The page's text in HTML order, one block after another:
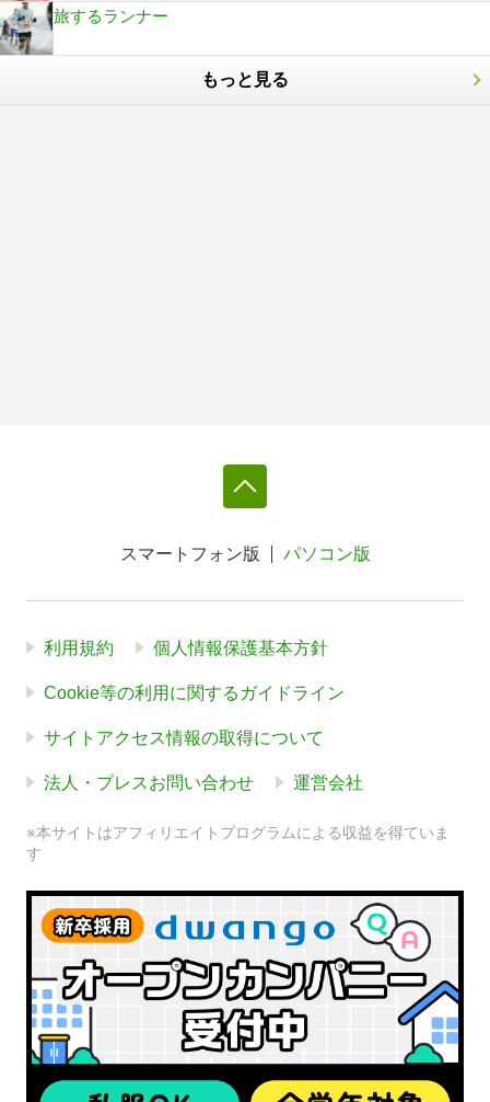
旅するランナー
もっと見る
スマートフォン版 パソコン版
利用規約 個人情報保護基本方針
Cookie等の利用に関するガイドライン
サイトアクセス情報の取得について
法人・プレスお問い合わせ 運営会社
※本サイトはアフィリエイトプログラムによる収益を得ていま
す